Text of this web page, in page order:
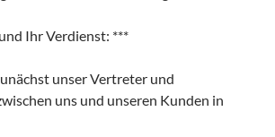
Ihr Verdienst: ***
unser Vertreter und
uns und unseren Kunden in